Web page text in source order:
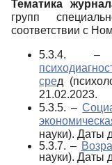
Тематика
групп
соответствии с
5.3.4.
сред
21.02.2023.
5.3.5. –
науки). Даты
5.3.7. –
науки). Даты